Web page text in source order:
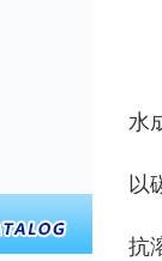
水
以
抗